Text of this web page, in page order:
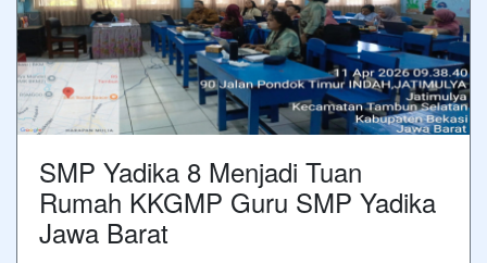
SMP Yadika 8 Menjadi Tuan
Rumah KKGMP Guru SMP Yadika
Jawa Barat